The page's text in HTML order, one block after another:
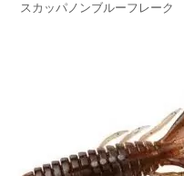
スカッパノンブルーフレーク